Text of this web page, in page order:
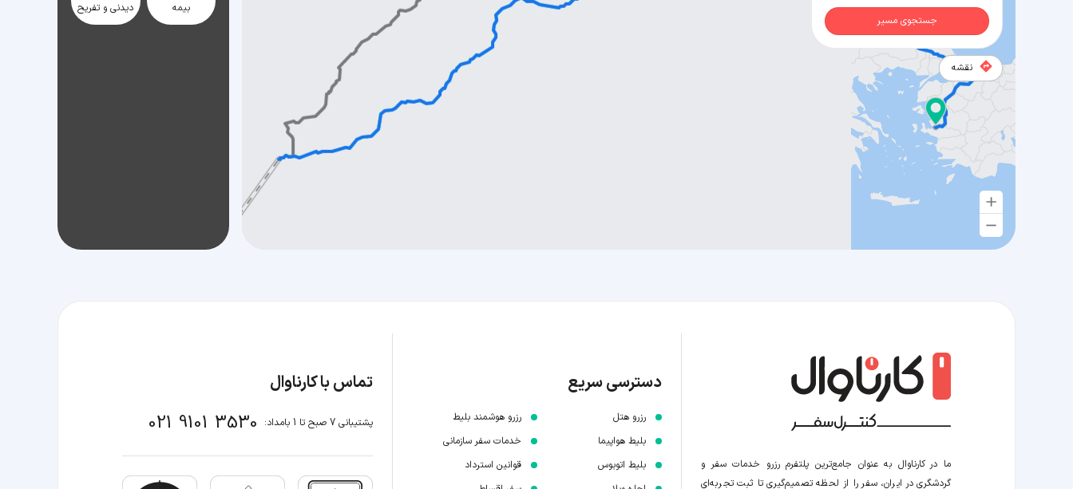
جستجوی مسیر
نقشه
بیمه دیدنی و تفریح
ما در کارناوال به عنوان جامع‌ترین پلتفرم رزرو خدمات سفر و
گردشگری در ایران، سفر را از لحظه‌ تصمیم‌گیری تا ثبت تجربه‌ای
دسترسی سریع
رزرو هتل
بلیط هواپیما
بلیط اتوبوس
رزرو هوشمند بلیط
خدمات سفر سازمانی
قوانین استرداد
تماس با کارناوال
پشتیبانی 7 صبح تا 1 بامداد: 021 9101 3530